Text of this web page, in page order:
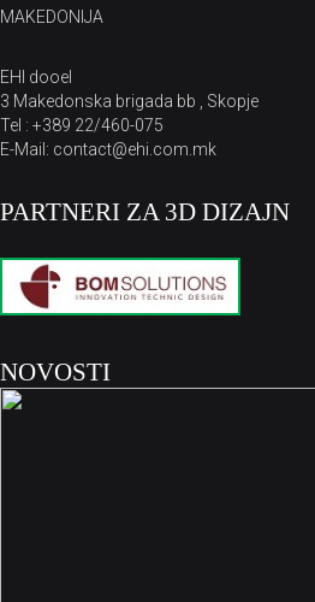
MAKEDONIJA
EHI dooel
3 Makedonska brigada bb , Skopje
Tel : +389 22/460-075
E-Mail: contact@ehi.com.mk
PARTNERI ZA 3D DIZAJN
NOVOSTI